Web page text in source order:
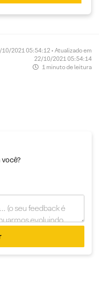
10/2021 05:54:12 • Atualizado em
22/10/2021 05:54:14
1 minuto de leitura